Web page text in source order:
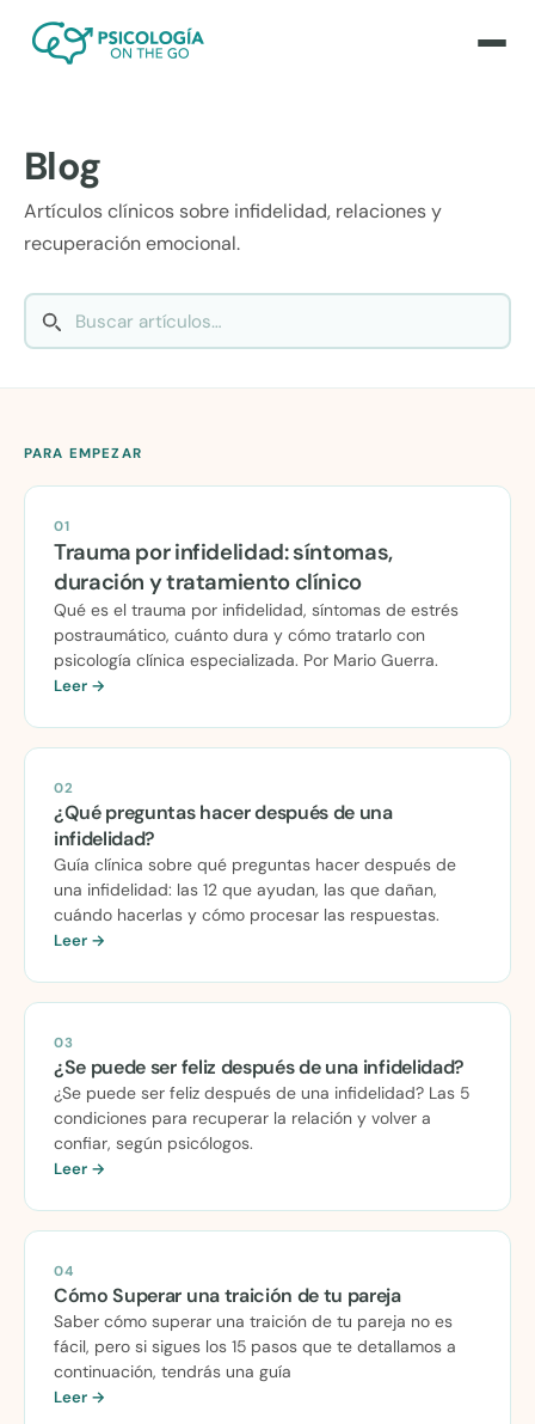
Blog
Artículos clínicos sobre infidelidad, relaciones y
recuperación emocional.
PARA EMPEZAR
01
Trauma por infidelidad: síntomas,
duración y tratamiento clínico
Qué es el trauma por infidelidad, síntomas de estrés
postraumático, cuánto dura y cómo tratarlo con
psicología clínica especializada. Por Mario Guerra.
Leer →
02
¿Qué preguntas hacer después de una
infidelidad?
Guía clínica sobre qué preguntas hacer después de
una infidelidad: las 12 que ayudan, las que dañan,
cuándo hacerlas y cómo procesar las respuestas.
Leer →
03
¿Se puede ser feliz después de una infidelidad?
¿Se puede ser feliz después de una infidelidad? Las 5
condiciones para recuperar la relación y volver a
confiar, según psicólogos.
Leer →
04
Cómo Superar una traición de tu pareja
Saber cómo superar una traición de tu pareja no es
fácil, pero si sigues los 15 pasos que te detallamos a
continuación, tendrás una guía
Leer →